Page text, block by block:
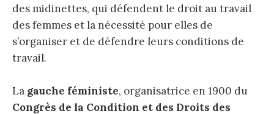
des midinettes, qui défendent le droit au travail
des femmes et la nécessité pour elles de
s’organiser et de défendre leurs conditions de
travail.
La gauche féministe, organisatrice en 1900 du
Congrès de la Condition et des Droits des